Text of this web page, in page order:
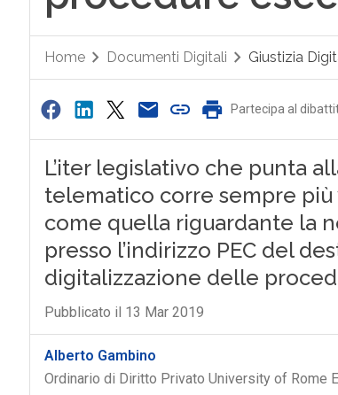
Home Documenti Digitali Giustizia
Partecipa al
L’iter legislativo che punta
telematico corre sempre
come quella riguardante la
presso l’indirizzo PEC del
digitalizzazione delle
Pubblicato il 13 Mar 2019
Alberto Gambino
Ordinario di Diritto Privato University of Rome